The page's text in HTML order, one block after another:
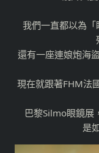
我們一直都以為「
還有一座連娘炮海
現在就跟著FHM法
巴黎Silmo眼鏡展
是